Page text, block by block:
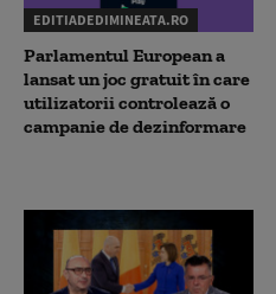
EDITIADEDIMINEATA.RO
Parlamentul European a
lansat un joc gratuit în care
utilizatorii controlează o
campanie de dezinformare